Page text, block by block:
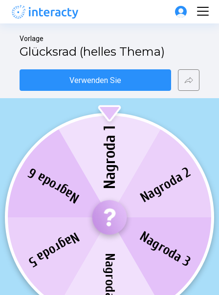
Vorlage
Glücksrad (helles Thema)
Verwenden Sie